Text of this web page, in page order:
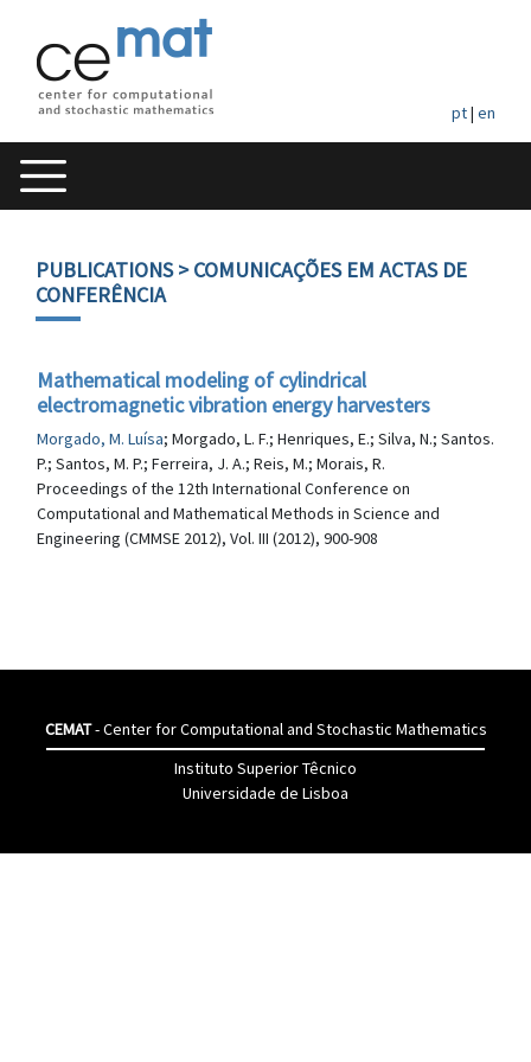
pt| en
PUBLICATIONS> COMUNICAÇÕES EM ACTAS DE
CONFERÊNCIA
Mathematical modeling of cylindrical
electromagnetic vibration energy harvesters
Morgado, M. Luísa; Morgado, L. F.; Henriques, E.; Silva, N.; Santos.
P.; Santos, M. P.; Ferreira, J. A.; Reis, M.; Morais, R.
Proceedings of the 12th International Conference on
Computational and Mathematical Methods in Science and
Engineering (CMMSE 2012), Vol. III (2012), 900-908
CEMAT- Center for Computational and Stochastic Mathematics
Instituto Superior Têcnico
Universidade de Lisboa